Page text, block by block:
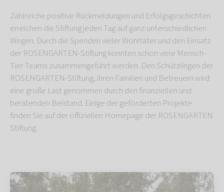
Zahlreiche positive Rückmeldungen und Erfolgsgeschichten
erreichen die Stiftung jeden Tag auf ganz unterschiedlichen
Wegen. Durch die Spenden vieler Wohltäter und den Einsatz
der ROSENGARTEN-Stiftung konnten schon viele Mensch-
Tier-Teams zusammengeführt werden. Den Schützlingen der
ROSENGARTEN-Stiftung, ihren Familien und Betreuern wird
eine große Last genommen durch den finanziellen und
beratenden Beistand. Einige der geförderten Projekte
finden Sie auf der offiziellen Homepage der ROSENGARTEN
Stiftung.